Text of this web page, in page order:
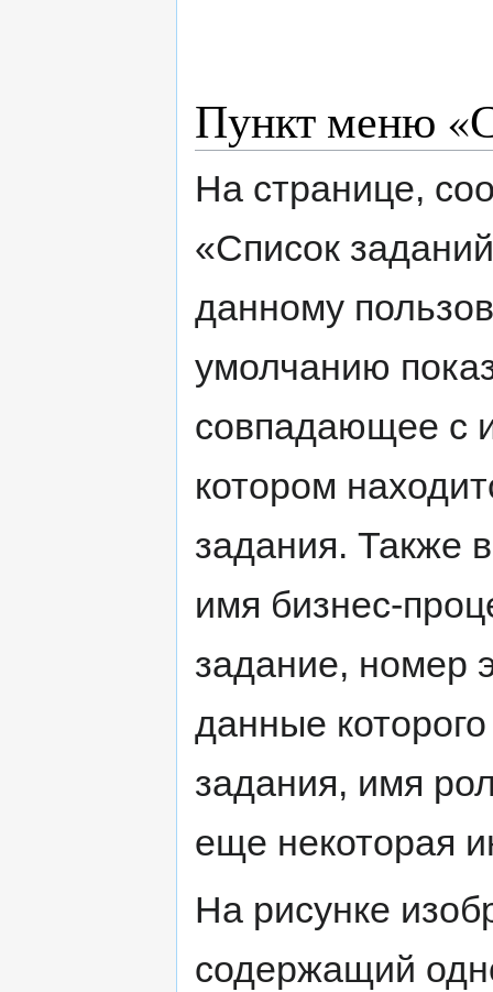
Пункт меню
На странице,
«Список
данному
умолчанию
совпадающее с
котором
задания. Также
имя бизнес-
задание, номер
данные
задания, имя
еще некоторая
На рисунке
содержащий